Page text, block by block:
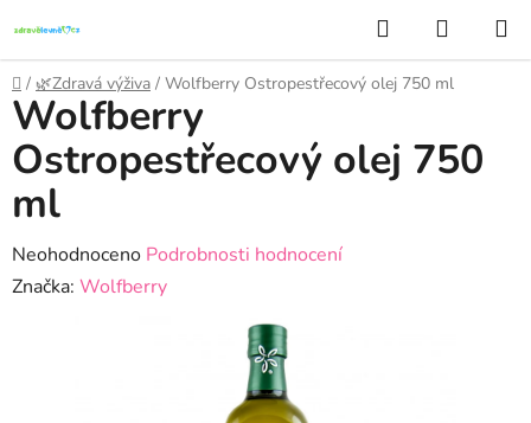
na
obsah
Hledat
KOŠÍK
Domů
/ 🌿Zdravá výživa / Wolfberry Ostropestřecový olej 750 ml
Wolfberry
Ostropestřecový olej 750
ml
Průměrné
hodnocení
Neohodnoceno Podrobnosti hodnocení
Značka: Wolfberry